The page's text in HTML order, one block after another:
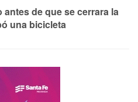
de que se cerrara la
una bicicleta